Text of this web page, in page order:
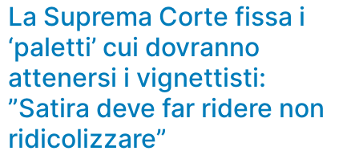
La Suprema Corte fissa i
‘paletti’ cui dovranno
attenersi i vignettisti:
”Satira deve far ridere non
ridicolizzare”